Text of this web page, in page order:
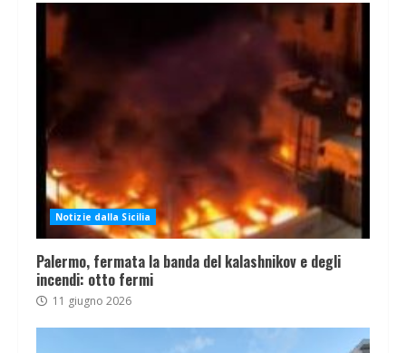
Notizie dalla Sicilia
Palermo, fermata la banda del kalashnikov e degli
incendi: otto fermi
11 giugno 2026